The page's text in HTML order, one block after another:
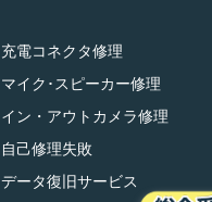
充電コネクタ修理
マイク･スピーカー修理
イン・アウトカメラ修理
自己修理失敗
データ復旧サービス